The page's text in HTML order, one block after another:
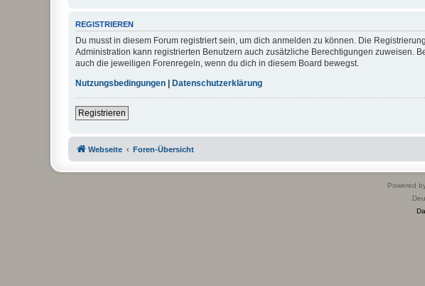
REGISTRIEREN
Du musst in diesem Forum registriert sein, um dich anmelden zu können. Die
Administration kann registrierten Benutzern auch zusätzliche Berechtigungen zuweisen.
auch die jeweiligen Forenregeln, wenn du dich in diesem Board bewegst.
Nutzungsbedingungen | Datenschutzerklärung
Registrieren
Webseite Foren-Übersicht
Powered